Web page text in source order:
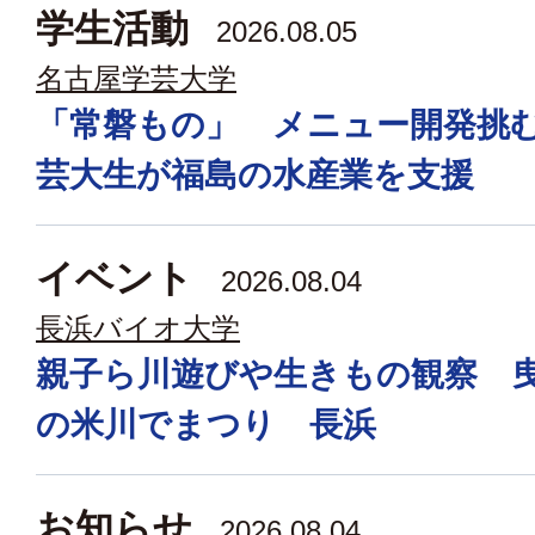
学生活動
2026.08.05
名古屋学芸大学
「常磐もの」 メニュー開発
芸大生が福島の水産業を支援
イベント
2026.08.04
長浜バイオ大学
親子ら川遊びや生きもの観察
の米川でまつり 長浜